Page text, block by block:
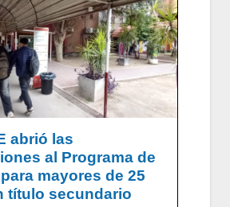
abrió las
al Programa de
mayores de 25
título secundario